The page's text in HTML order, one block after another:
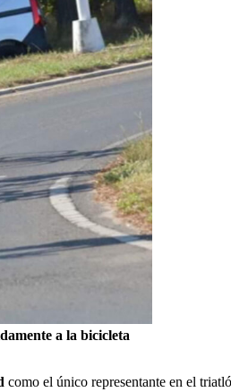
a la bicicleta
como el único representante en el